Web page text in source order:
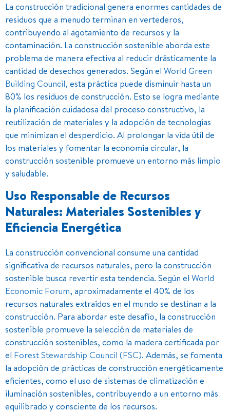
La construcción tradicional genera enormes cantidades de
residuos que a menudo terminan en vertederos,
contribuyendo al agotamiento de recursos y la
contaminación. La construcción sostenible aborda este
problema de manera efectiva al reducir drásticamente la
cantidad de desechos generados. Según el World Green
Building Council, esta práctica puede disminuir hasta un
80% los residuos de construcción. Esto se logra mediante
la planificación cuidadosa del proceso constructivo, la
reutilización de materiales y la adopción de tecnologías
que minimizan el desperdicio. Al prolongar la vida útil de
los materiales y fomentar la economía circular, la
construcción sostenible promueve un entorno más limpio
y saludable.
Uso Responsable de Recursos
Naturales: Materiales Sostenibles y
Eficiencia Energética
La construcción convencional consume una cantidad
significativa de recursos naturales, pero la construcción
sostenible busca revertir esta tendencia. Según el World
Economic Forum, aproximadamente el 40% de los
recursos naturales extraídos en el mundo se destinan a la
construcción. Para abordar este desafío, la construcción
sostenible promueve la selección de materiales de
construcción sostenibles, como la madera certificada por
el Forest Stewardship Council (FSC). Además, se fomenta
la adopción de prácticas de construcción energéticamente
eficientes, como el uso de sistemas de climatización e
iluminación sostenibles, contribuyendo a un entorno más
equilibrado y consciente de los recursos.